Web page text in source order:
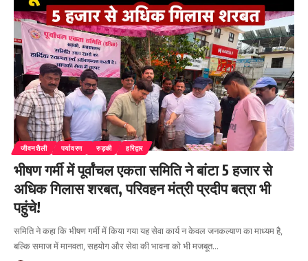
जीवनशैली पर्यावरण रुड़की हरिद्वार
भीषण गर्मी में पूर्वांचल एकता समिति ने बांटा 5 हजार से
अधिक गिलास शरबत, परिवहन मंत्री प्रदीप बत्रा भी
पहुंचे!
समिति ने कहा कि भीषण गर्मी में किया गया यह सेवा कार्य न केवल जनकल्याण का माध्यम है,
बल्कि समाज में मानवता, सहयोग और सेवा की भावना को भी मजबूत…